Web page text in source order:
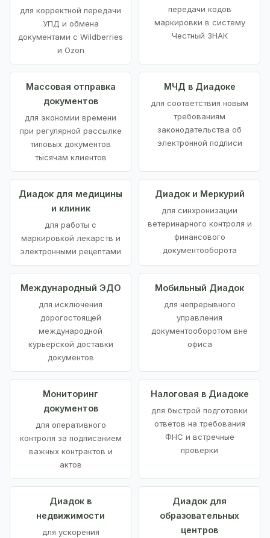
для корректной передачи
УПД и обмена
документами с Wildberries
и Ozon
передачи кодов
маркировки в систему
Честный ЗНАК
Массовая отправка
документов
для экономии времени
при регулярной рассылке
типовых документов
тысячам клиентов
МЧД в Диадоке
для соответствия новым
требованиям
законодательства об
электронной подписи
Диадок для медицины
и клиник
для работы с
маркировкой лекарств и
электронными рецептами
Диадок и Меркурий
для синхронизации
ветеринарного контроля и
финансового
документооборота
Международный ЭДО
для исключения
дорогостоящей
международной
курьерской доставки
документов
Мобильный Диадок
для непрерывного
управления
документооборотом вне
офиса
Мониторинг
документов
для оперативного
контроля за подписанием
важных контрактов и
актов
Налоговая в Диадоке
для быстрой подготовки
ответов на требования
ФНС и встречные
проверки
Диадок в
недвижимости
для ускорения
Диадок для
образовательных
центров